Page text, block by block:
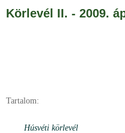
Körlevél II. - 2009.
Tartalom:
Húsvéti körlevél